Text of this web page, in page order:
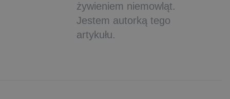
żywieniem niemowląt.
Jestem autorką tego
artykułu.